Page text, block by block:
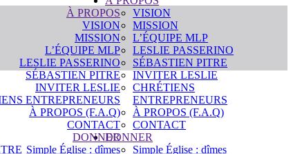
À PROPOS
VISION
MISSION
L’ÉQUIPE MLP
LESLIE PASSERINO
SÉBASTIEN PITRE
INVITER LESLIE
ENTREPRENEURS
À PROPOS (F.A.Q)
CONTACT
DONNER
Simple Église : dîmes
VISION
MISSION
L’ÉQUIPE MLP
LESLIE PASSERINO
SÉBASTIEN PITRE
INVITER LESLIE
CHRÉTIENS
ENTREPRENEURS
À PROPOS (F.A.Q)
CONTACT
DONNER
Simple Église : dîmes